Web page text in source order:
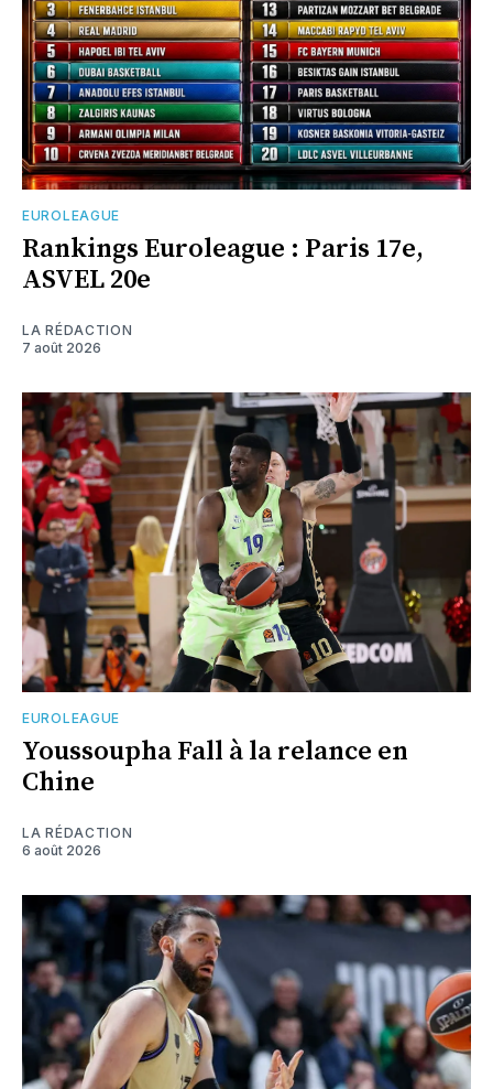
EUROLEAGUE
Rankings Euroleague : Paris 17e,
ASVEL 20e
LA RÉDACTION
7 août 2026
EUROLEAGUE
Youssoupha Fall à la relance en
Chine
LA RÉDACTION
6 août 2026